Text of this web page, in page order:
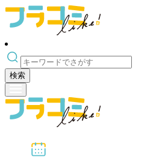
検索